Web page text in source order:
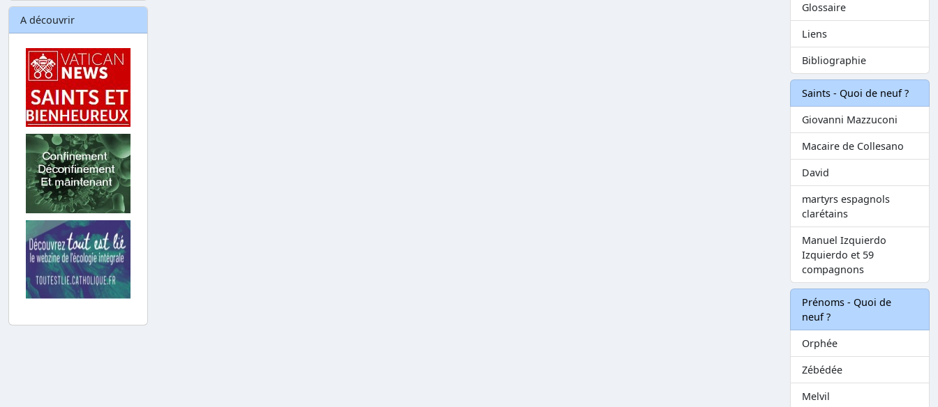
A découvrir
Glossaire
Liens
Bibliographie
Saints - Quoi de neuf ?
Giovanni Mazzuconi
Macaire de Collesano
David
martyrs espagnols
clarétains
Manuel Izquierdo
Izquierdo et 59
compagnons
Prénoms - Quoi de
neuf ?
Orphée
Zébédée
Melvil